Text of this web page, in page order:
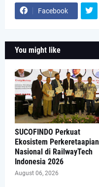
Facebook
You might like
SUCOFINDO Perkuat
Ekosistem Perkeretaapian
Nasional di RailwayTech
Indonesia 2026
August 06, 2026